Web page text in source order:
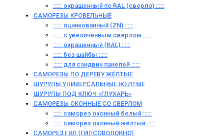
:::::: окрашенный по RAL (сверло) ::::::
САМОРЕЗЫ КРОВЕЛЬНЫЕ
:::::: оцинкованный (ZN) ::::::
:::::: с увеличенным сверлом ::::::
:::::: окрашенный (RAL) ::::::
:::::: без шайбы ::::::
:::::: для сэндвич панелей ::::::
САМОРЕЗЫ ПО ДЕРЕВУ ЖЁЛТЫЕ
ШУРУПЫ УНИВЕРСАЛЬНЫЕ ЖЁЛТЫЕ
ШУРУПЫ ПОД КЛЮЧ «ГЛУХАРЬ»
САМОРЕЗЫ ОКОННЫЕ СО СВЕРЛОМ
:::::: саморез оконный белый ::::::
:::::: саморез оконный жёлтый ::::::
САМОРЕЗ ГВЛ (ГИПСОВОЛОКНО)